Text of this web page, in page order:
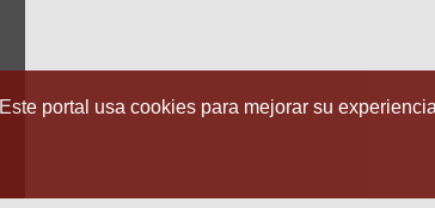
Este portal usa cookies para mejorar su